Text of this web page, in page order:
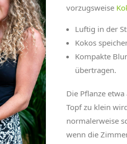
vorzugsweise
Luftig in der
Kokos
Kompakte
übertragen.
Die Pflanze
Topf zu klein
normalerweise
wenn die